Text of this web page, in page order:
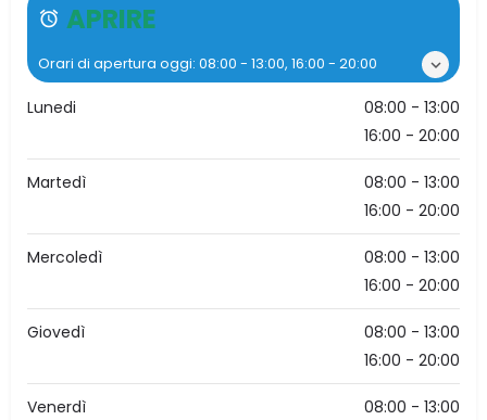
APRIRE
Orari di apertura oggi: 08:00 - 13:00, 16:00 - 20:00
Lunedi
08:00 - 13:00
16:00 - 20:00
Martedì
08:00 - 13:00
16:00 - 20:00
Mercoledì
08:00 - 13:00
16:00 - 20:00
Giovedì
08:00 - 13:00
16:00 - 20:00
Venerdì
08:00 - 13:00